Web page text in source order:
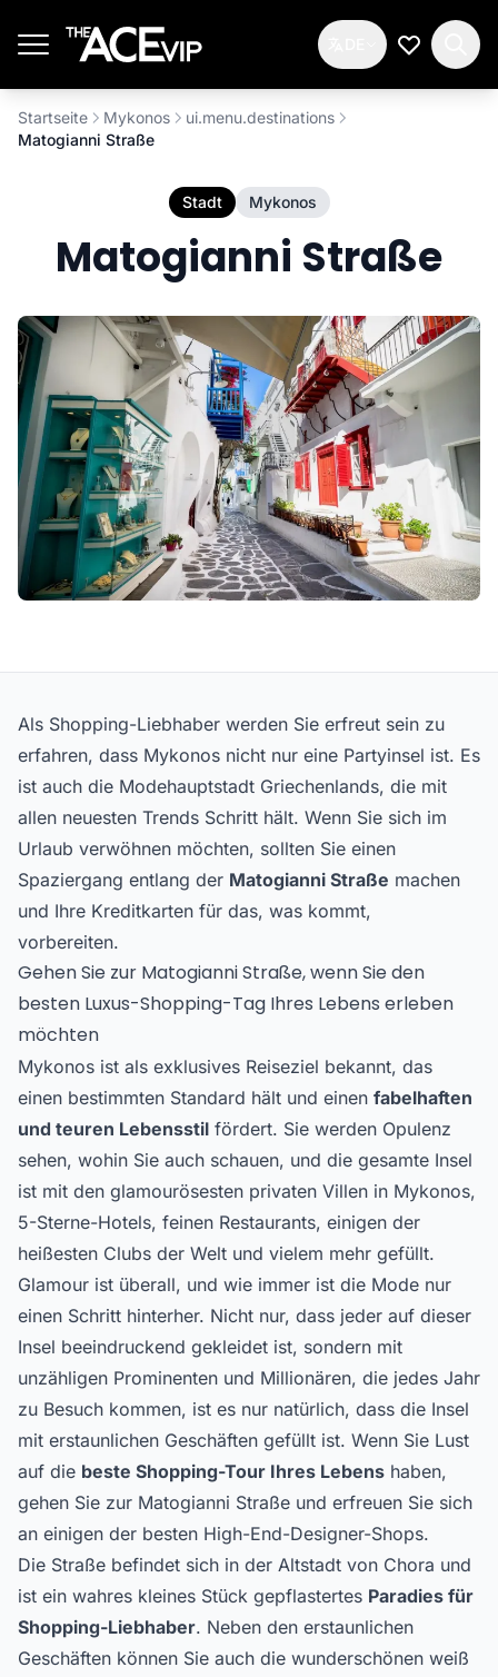
Meine
Startseite Mykonos
ui.menu.destinations
Matogianni Straße
Stadt Mykonos
Matogianni Straße
Als Shopping-Liebhaber werden Sie erfreut sein zu
erfahren, dass Mykonos nicht nur eine Partyinsel ist. Es
ist auch die Modehauptstadt Griechenlands, die mit
allen neuesten Trends Schritt hält. Wenn Sie sich im
Urlaub verwöhnen möchten, sollten Sie einen
Spaziergang entlang der Matogianni Straße machen
und Ihre Kreditkarten für das, was kommt,
vorbereiten.
Gehen Sie zur Matogianni Straße, wenn Sie den
besten Luxus-Shopping-Tag Ihres Lebens erleben
möchten
Mykonos ist als exklusives Reiseziel bekannt, das
einen bestimmten Standard hält und einen fabelhaften
und teuren Lebensstil fördert. Sie werden Opulenz
sehen, wohin Sie auch schauen, und die gesamte Insel
ist mit den glamourösesten privaten Villen in Mykonos,
5-Sterne-Hotels, feinen Restaurants, einigen der
heißesten Clubs der Welt und vielem mehr gefüllt.
Glamour ist überall, und wie immer ist die Mode nur
einen Schritt hinterher. Nicht nur, dass jeder auf dieser
Insel beeindruckend gekleidet ist, sondern mit
unzähligen Prominenten und Millionären, die jedes Jahr
zu Besuch kommen, ist es nur natürlich, dass die Insel
mit erstaunlichen Geschäften gefüllt ist. Wenn Sie Lust
auf die beste Shopping-Tour Ihres Lebens haben,
gehen Sie zur Matogianni Straße und erfreuen Sie sich
an einigen der besten High-End-Designer-Shops.
Die Straße befindet sich in der Altstadt von Chora und
ist ein wahres kleines Stück gepflastertes Paradies für
Shopping-Liebhaber. Neben den erstaunlichen
Geschäften können Sie auch die wunderschönen weiß